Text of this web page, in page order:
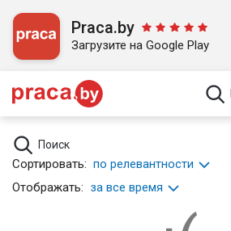
Praca.by
Загрузите на Google Play
Поиск
Сортировать: по релевантности
Отображать: за все время